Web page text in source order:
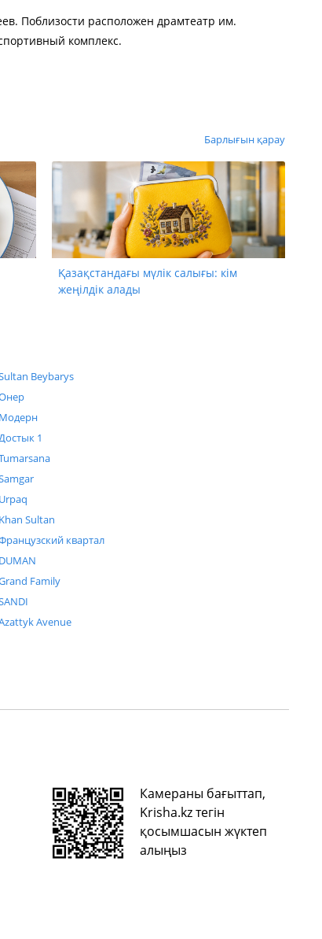
Поблизости расположен драмтеатр им.
комплекс.
Барлығын қарау
Қазақстандағы мүлік салығы: кім
жеңілдік алады
Beybarys
1
Sultan
квартал
Family
Avenue
Камераны бағыттап,
Krisha.kz тегін
қосымшасын жүктеп
алыңыз